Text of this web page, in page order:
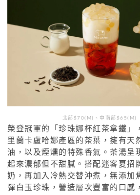
北部$70(M)、中南部$65(M)
榮登冠軍的「珍珠娜杯紅茶拿鐵」
里蘭卡盧哈娜產區的茶葉，擁有天
油，以及煙燻的特殊香氣。茶湯呈
起來濃郁但不甜膩。搭配迷客夏招
奶，再加入冷熱交替沖煮，無添加
彈白玉珍珠，營造層次豐富的口感